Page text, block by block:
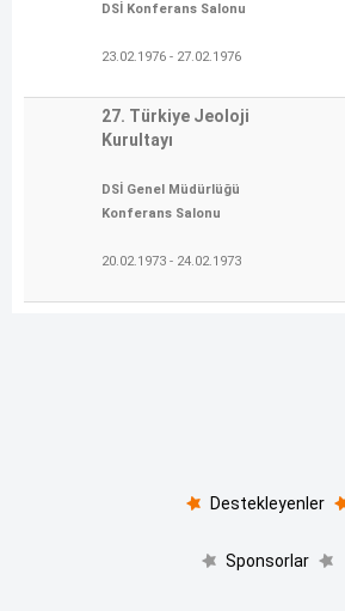
DSİ Konferans Salonu
23.02.1976 - 27.02.1976
27. Türkiye Jeoloji
Kurultayı
DSİ Genel Müdürlüğü
Konferans Salonu
20.02.1973 - 24.02.1973
Destekleyenler
Sponsorlar